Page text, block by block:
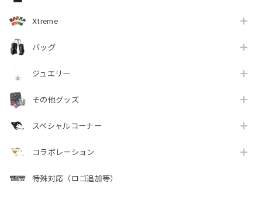
Xtreme
バッグ
ジュエリー
その他グッズ
スペシャルコーナー
コラボレーション
特殊対応（ロゴ追加等）